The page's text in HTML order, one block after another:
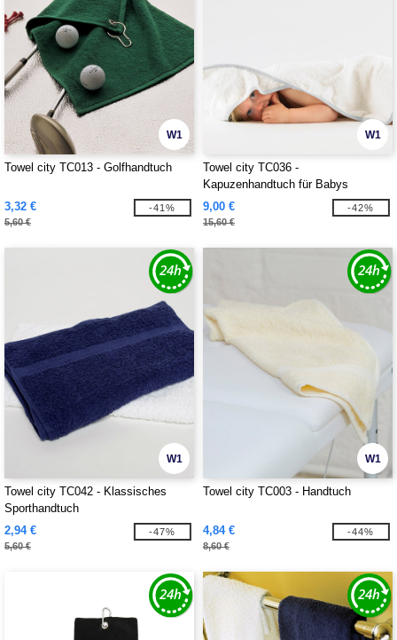
W1
Towel city TC013 - Golfhandtuch
3,32 €
5,60 €
-41%
W1
Towel city TC036 -
Kapuzenhandtuch für Babys
9,00 €
15,60 €
-42%
W1
Towel city TC042 - Klassisches
Sporthandtuch
2,94 €
5,60 €
-47%
W1
Towel city TC003 - Handtuch
4,84 €
8,60 €
-44%